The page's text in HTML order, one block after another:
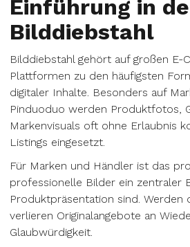
Einführung in
Bilddiebstahl
Bilddiebstahl gehört auf großen E-
Plattformen zu den häufigsten
digitaler Inhalte. Besonders auf
Pinduoduo werden Produktfotos,
Markenvisuals oft ohne Erlaubnis
Listings eingesetzt.
Für Marken und Händler ist das
professionelle Bilder ein zentraler
Produktpräsentation sind. Werden
verlieren Originalangebote an
Glaubwürdigkeit.